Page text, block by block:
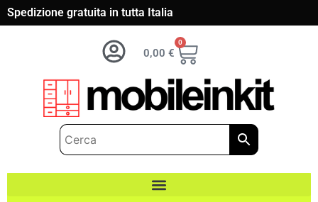
Spedizione gratuita in tutta Italia
0,00 €
0